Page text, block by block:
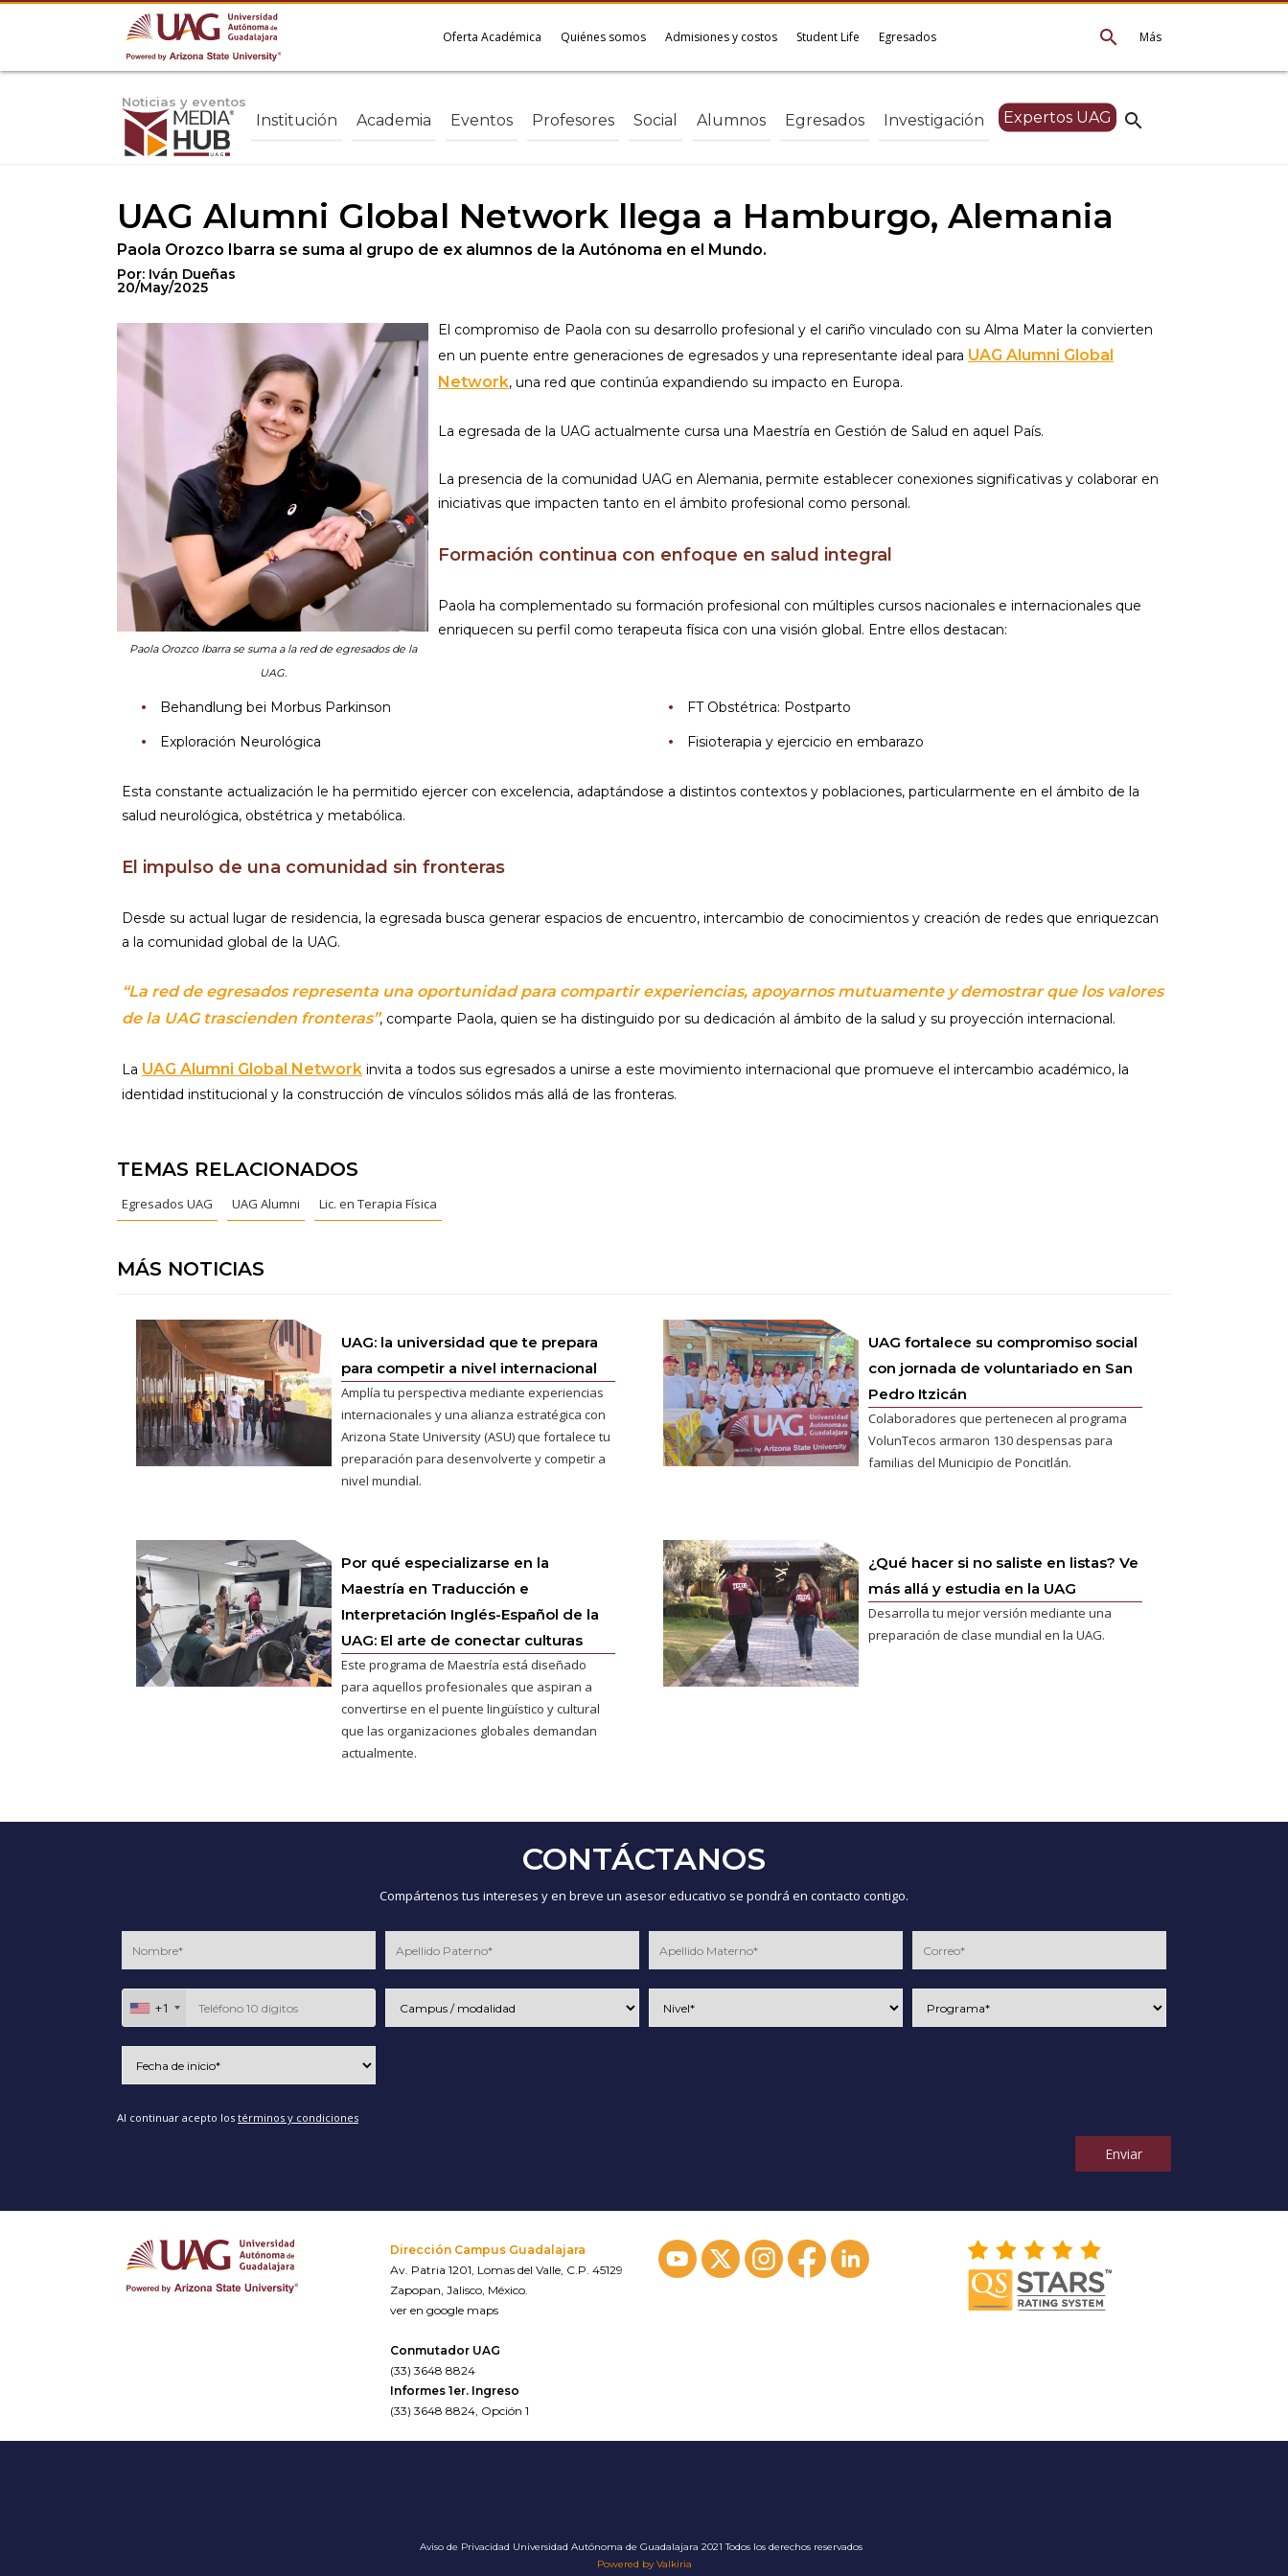
Más
search
Oferta Académica Quiénes somos Admisiones y costos Student Life Egresados
Noticias y eventos
search
Institución Academia Eventos Profesores Social Alumnos Egresados Investigación Expertos UAG
UAG Alumni Global Network llega a Hamburgo, Alemania
Paola Orozco Ibarra se suma al grupo de ex alumnos de la Autónoma en el Mundo.
Por: Iván Dueñas
20/May/2025
Paola Orozco Ibarra se suma a la red de egresados de la
UAG.
El compromiso de Paola con su desarrollo profesional y el cariño vinculado con su Alma Mater la convierten
en un puente entre generaciones de egresados y una representante ideal para UAG Alumni Global
Network, una red que continúa expandiendo su impacto en Europa.
La egresada de la UAG actualmente cursa una Maestría en Gestión de Salud en aquel País.
La presencia de la comunidad UAG en Alemania, permite establecer conexiones significativas y colaborar en
iniciativas que impacten tanto en el ámbito profesional como personal.
Formación continua con enfoque en salud integral
Paola ha complementado su formación profesional con múltiples cursos nacionales e internacionales que
enriquecen su perfil como terapeuta física con una visión global. Entre ellos destacan:
Behandlung bei Morbus Parkinson
Exploración Neurológica
FT Obstétrica: Postparto
Fisioterapia y ejercicio en embarazo
Esta constante actualización le ha permitido ejercer con excelencia, adaptándose a distintos contextos y poblaciones, particularmente en el ámbito de la
salud neurológica, obstétrica y metabólica.
El impulso de una comunidad sin fronteras
Desde su actual lugar de residencia, la egresada busca generar espacios de encuentro, intercambio de conocimientos y creación de redes que enriquezcan
a la comunidad global de la UAG.
“La red de egresados representa una oportunidad para compartir experiencias, apoyarnos mutuamente y demostrar que los valores
de la UAG trascienden fronteras”, comparte Paola, quien se ha distinguido por su dedicación al ámbito de la salud y su proyección internacional.
La UAG Alumni Global Network invita a todos sus egresados a unirse a este movimiento internacional que promueve el intercambio académico, la
identidad institucional y la construcción de vínculos sólidos más allá de las fronteras.
TEMAS RELACIONADOS
Egresados UAG UAG Alumni Lic. en Terapia Física
MÁS NOTICIAS
UAG: la universidad que te prepara
para competir a nivel internacional
Amplía tu perspectiva mediante experiencias
internacionales y una alianza estratégica con
Arizona State University (ASU) que fortalece tu
preparación para desenvolverte y competir a
nivel mundial.
UAG fortalece su compromiso social
con jornada de voluntariado en San
Pedro Itzicán
Colaboradores que pertenecen al programa
VolunTecos armaron 130 despensas para
familias del Municipio de Poncitlán.
Por qué especializarse en la
Maestría en Traducción e
Interpretación Inglés-Español de la
UAG: El arte de conectar culturas
Este programa de Maestría está diseñado
para aquellos profesionales que aspiran a
convertirse en el puente lingüístico y cultural
que las organizaciones globales demandan
actualmente.
¿Qué hacer si no saliste en listas? Ve
más allá y estudia en la UAG
Desarrolla tu mejor versión mediante una
preparación de clase mundial en la UAG.
CONTÁCTANOS
Compártenos tus intereses y en breve un asesor educativo se pondrá en contacto contigo.
+1
Al continuar acepto los términos y condiciones
Enviar
Dirección Campus Guadalajara
Av. Patria 1201, Lomas del Valle, C.P. 45129
Zapopan, Jalisco, México.
ver en google maps
Conmutador UAG
(33) 3648 8824
Informes 1er. Ingreso
(33) 3648 8824, Opción 1
Aviso de Privacidad Universidad Autónoma de Guadalajara 2021 Todos los derechos reservados
Powered by Valkiria